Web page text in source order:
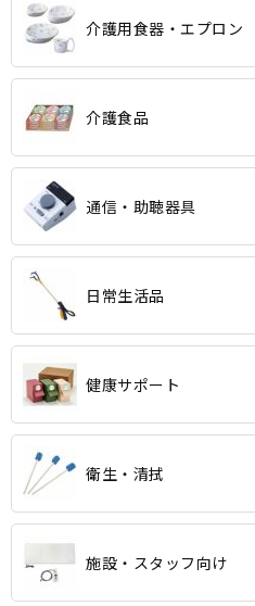
介護用食器・エプロン
介護食品
通信・助聴器具
日常生活品
健康サポート
衛生・清拭
施設・スタッフ向け